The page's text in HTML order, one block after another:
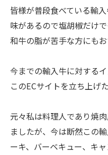
皆様が普段食べている輸
味があるので塩胡椒だけで
和牛の脂が苦手な方にもお
今までの輸入牛に対する
このECサイトを立ち上げ
元々私は料理人であり焼
ましたが、今は断然この
ーキ、バーベキュー、キ